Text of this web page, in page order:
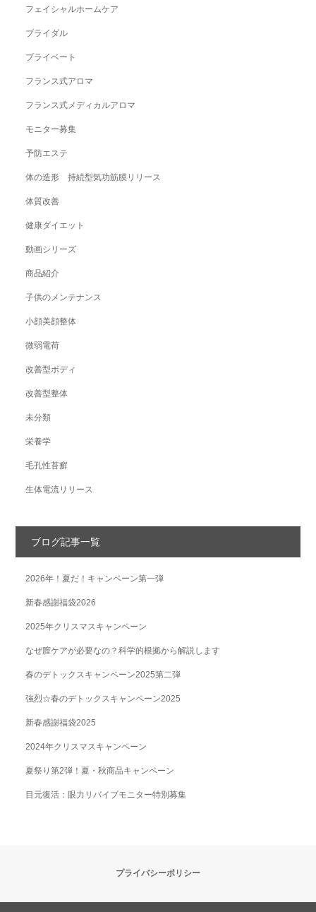
フェイシャルホームケア
ブライダル
プライベート
フランス式アロマ
フランス式メディカルアロマ
モニター募集
予防エステ
体の造形 持続型気功筋膜リリース
体質改善
健康ダイエット
動画シリーズ
商品紹介
子供のメンテナンス
小顔美顔整体
微弱電荷
改善型ボディ
改善型整体
未分類
栄養学
毛孔性苔癬
生体電流リリース
ブログ記事一覧
2026年！夏だ！キャンペーン第一弾
新春感謝福袋2026
2025年クリスマスキャンペーン
なぜ膣ケアが必要なの？科学的根拠から解説します
春のデトックスキャンペーン2025第二弾
強烈☆春のデトックスキャンペーン2025
新春感謝福袋2025
2024年クリスマスキャンペーン
夏祭り第2弾！夏・秋商品キャンペーン
目元復活：眼力リバイブモニター特別募集
プライバシーポリシー